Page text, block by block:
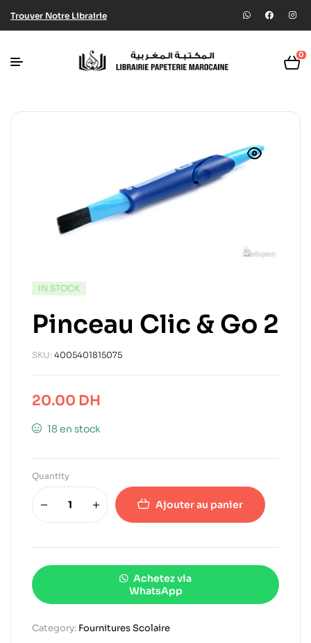
Trouver Notre Librairie
0
IN STOCK
Pinceau Clic & Go 2
SKU: 4005401815075
20.00 DH
18 en stock
Quantity
Ajouter au panier
Achetez via
WhatsApp
Category: Fournitures Scolaire